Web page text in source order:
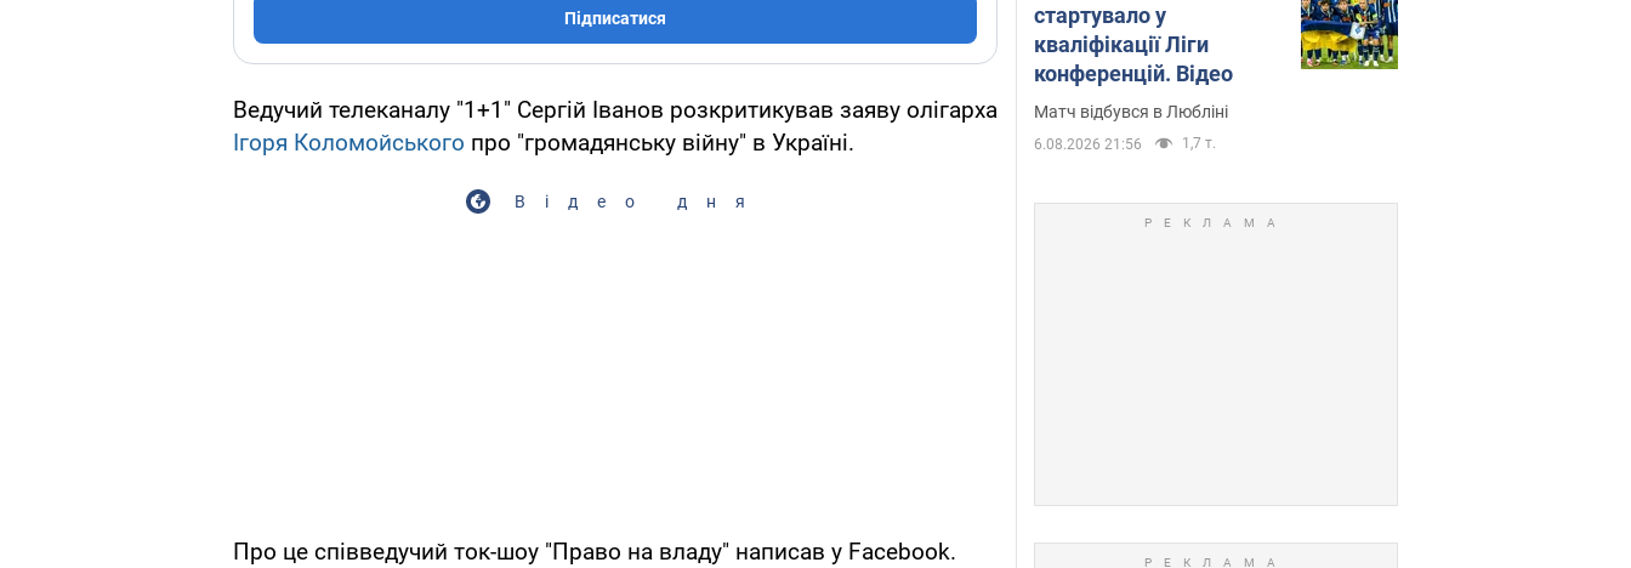
Підписатися
Ведучий телеканалу "1+1" Сергій Іванов розкритикував заяву олігарха
Ігоря Коломойського про "громадянську війну" в Україні.
Відео дня
Про це співведучий ток-шоу "Право на владу" написав у Facebook.
стартувало у
кваліфікації Ліги
конференцій. Відео
Матч відбувся в Любліні
6.08.2026 21:56 1,7 т.